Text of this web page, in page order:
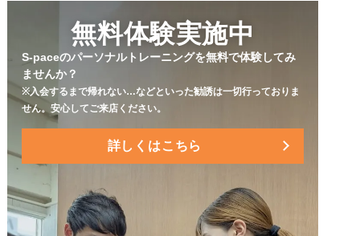
無料体験実施中
S-paceのパーソナルトレーニングを無料で体験してみ
ませんか？
※入会するまで帰れない…などといった勧誘は一切行っておりま
せん。 安心してご来店ください。
詳しくはこちら